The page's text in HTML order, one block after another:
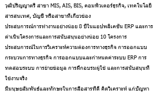
วุฒิปริญญาตรี สาขา MIS, AIS, BIS, คอมพิวเตอร์ธุรกิจ, เทคโนโลยี
สารสนเทศ, บัญชี หรือสาขาที่เกี่ยวข้อง
ประสบการณ์การทำงานอย่างน้อย 8 ปีในแอปพลิเคชัน ERP และการ
ดำเนินโครงการและการสนับสนุนอย่างน้อย 10 โครงการ
ประสบการณ์ในการวิเคราะห์ความต้องการทางธุรกิจ การออกแบบ
กระบวนการทางธุรกิจ การออกแบบและกำหนดค่าระบบ ERP การ
ทดสอบระบบ การย้ายข้อมูล การฝึกอบรมผู้ใช้ และการสนับสนุนที่
ใช้งานจริง
มีมนุษยสัมพันธ์และทักษะในการสื่อสารที่ดี คิดวิเคราะห์ แก้ปัญหา